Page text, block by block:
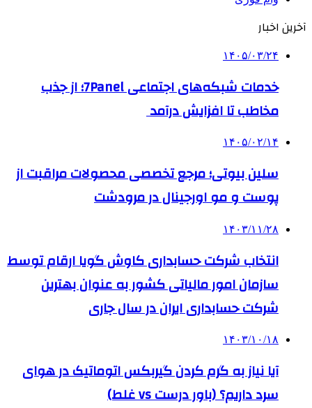
آخرین اخبار
۱۴۰۵/۰۳/۲۴
خدمات شبکه‌های اجتماعی 7Panel؛ از جذب
مخاطب تا افزایش درآمد
۱۴۰۵/۰۲/۱۴
سلین بیوتی؛ مرجع تخصصی محصولات مراقبت از
پوست و مو اورجینال در مرودشت
۱۴۰۳/۱۱/۲۸
انتخاب شرکت حسابداری کاوش گویا ارقام توسط
سازمان امور مالیاتی کشور به عنوان بهترین
شرکت حسابداری ایران در سال جاری
۱۴۰۳/۱۰/۱۸
آیا نیاز به گرم کردن گیربکس اتوماتیک در هوای
سرد داریم؟ (باور درست vs غلط)